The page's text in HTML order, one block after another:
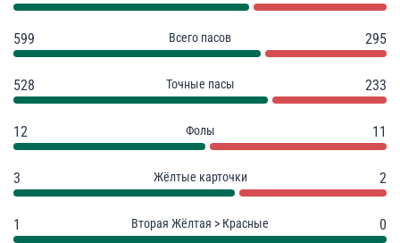
599 Всего пасов 295
528 Точные пасы 233
12 Фолы 11
3 Жёлтые карточки 2
1 Вторая Жёлтая > Красные 0